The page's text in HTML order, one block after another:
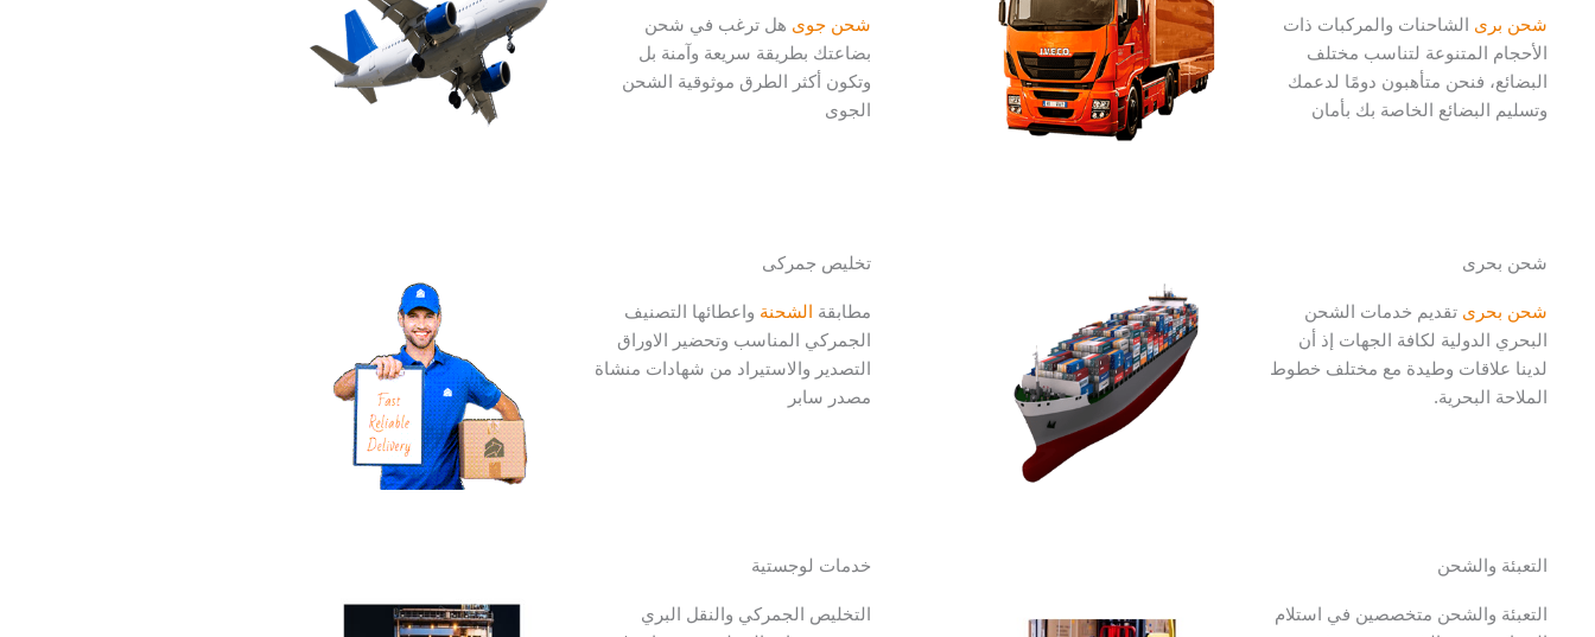
شحن برى الشاحنات والمركبات ذات
الأحجام المتنوعة لتناسب مختلف
البضائع، فنحن متأهبون دومًا لدعمك
وتسليم البضائع الخاصة بك بأمان
شحن بحرى
شحن بحرى تقديم خدمات الشحن
البحري الدولية لكافة الجهات إذ أن
لدينا علاقات وطيدة مع مختلف خطوط
الملاحة البحرية.
التعبئة والشحن
التعبئة والشحن متخصصين في استلام
شحن جوى هل ترغب في شحن
بضاعتك بطريقة سريعة وآمنة بل
وتكون أكثر الطرق موثوقية الشحن
الجوى
تخليص جمركى
مطابقة الشحنة واعطائها التصنيف
الجمركي المناسب وتحضير الاوراق
التصدير والاستيراد من شهادات منشاة
مصدر سابر
خدمات لوجستية
التخليص الجمركي والنقل البري